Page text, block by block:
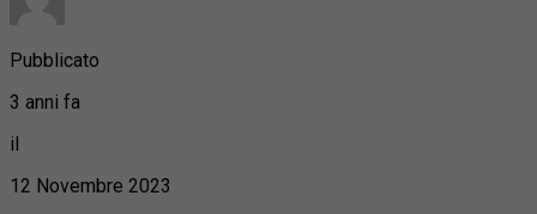
Pubblicato
3 anni fa
il
12 Novembre 2023